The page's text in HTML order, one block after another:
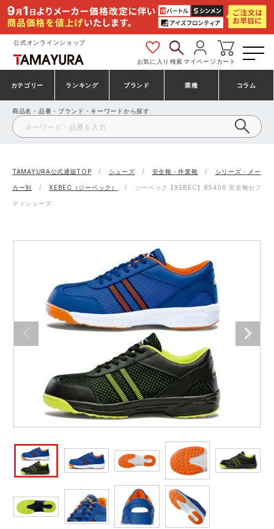
公式オンラインショップ
お気に入り 検索マイページ カート
カテゴリー
安全靴・作業靴
作業着・作業服
事務服・オフィスウェア
作業用手袋
アウトドア・スポーツ
ワークスーツ
コンプレッションウェア
作業用ポロシャツ
安全保護具
ランキング
安全靴ランキング
安全靴スニーカーランキング
シューズランキング
アシックス安全靴ランキング
ミズノ安全靴ランキング
作業着ランキング
アウトドアウェアランキング
つなぎランキング
空調服ランキング
コンプレッションウェアランキング
作業用ポロシャツランキング
ブランド
アシックス
プーマ コンバース（CONVERSE）
シモン
アイズフロンティア TSDESIGN
アイトス株式会社
コーコス
桑和
クレヒフク
おたふく手袋 マック
住商モンブラン ボンマックス
GUSH FORCE CUP
業種
建設・建築作業服
製造・工場作業服
鉄鋼・機械作業服
大工・鳶作業服
電気・設備作業服
自動車整備士作業服
DIY・日曜大工作業服
飲食店ユニフォーム
運送・倉庫作業服
コラム
商品名・品番・ブランド・キーワードから探す
TAMAYURA公式通販TOP シューズ 安全靴・作業靴 シリーズ・メー
カー別 XEBEC（ジーベック） ジーベック【XEBEC】85406 安全靴セフ
ティシューズ